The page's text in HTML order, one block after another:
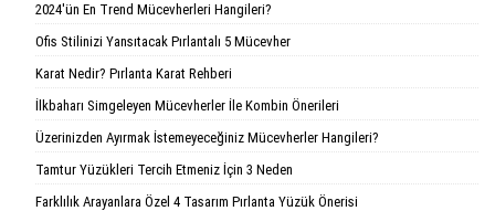
2024'ün En Trend Mücevherleri Hangileri?
Ofis Stilinizi Yansıtacak Pırlantalı 5 Mücevher
Karat Nedir? Pırlanta Karat Rehberi
İlkbaharı Simgeleyen Mücevherler İle Kombin Önerileri
Üzerinizden Ayırmak İstemeyeceğiniz Mücevherler Hangileri?
Tamtur Yüzükleri Tercih Etmeniz İçin 3 Neden
Farklılık Arayanlara Özel 4 Tasarım Pırlanta Yüzük Önerisi